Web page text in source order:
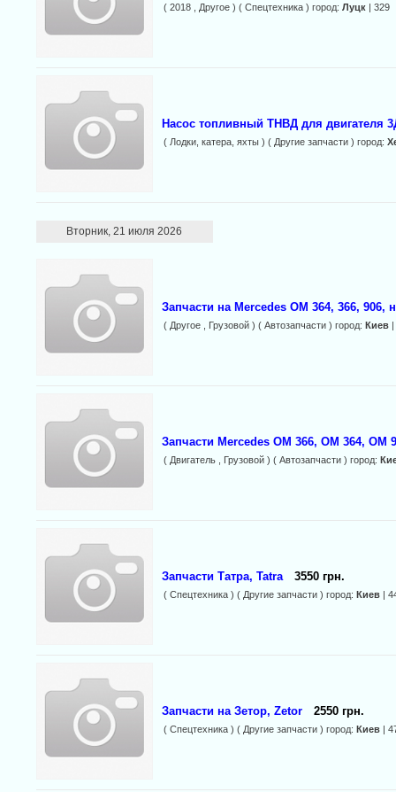
( 2018 , Другое ) ( Спецтехника ) город: Луцк| 329
Насос топливный ТНВД для двигателя
( Лодки, катера, яхты ) ( Другие запчасти ) город:
Вторник, 21 июля 2026
Запчасти на Mercedes ОМ 364, 366, 906,
( Другое , Грузовой ) ( Автозапчасти ) город: Киев|
Запчасти Mercedes ОМ 366, ОМ 364, OM
( Двигатель , Грузовой ) ( Автозапчасти ) город:
Запчасти Татра, Tatra 3550 грн.
( Спецтехника ) ( Другие запчасти ) город: Киев|
Запчасти на Зетор, Zetor 2550 грн.
( Спецтехника ) ( Другие запчасти ) город: Киев|